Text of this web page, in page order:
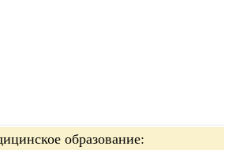
образование: